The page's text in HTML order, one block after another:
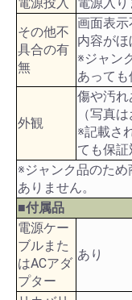
その他不
具合の有
無
画面表
内容が
※ジャン
あって
外観
傷や汚
（写真
※記載さ
ても保証
※ジャンク品のた
ありません。
■付属品
電源ケー
ブルまた
はACアダ
プター
あり